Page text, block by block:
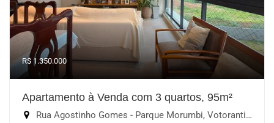
R$ 1.350.000
Apartamento à Venda com 3 quartos, 95m²
Rua Agostinho Gomes - Parque Morumbi, Votorantim-SP